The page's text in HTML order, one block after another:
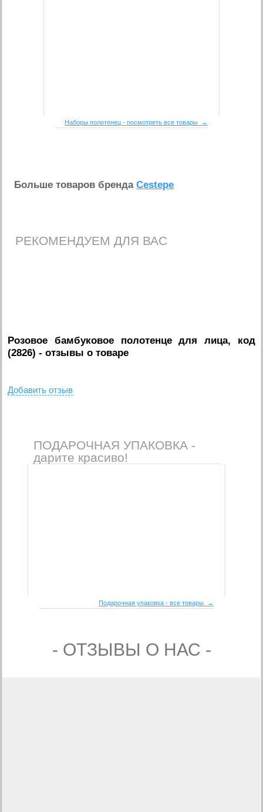
Наборы полотенец - посмотреть все товары →
Больше товаров брендаCestepe
РЕКОМЕНДУЕМ ДЛЯ ВАС
Розовое бамбуковое полотенце для лица, код
(2826) - отзывы о товаре
Добавить отзыв
ПОДАРОЧНАЯ УПАКОВКА -
дарите красиво!
Подарочная упаковка - все товары →
- ОТЗЫВЫ О НАС -